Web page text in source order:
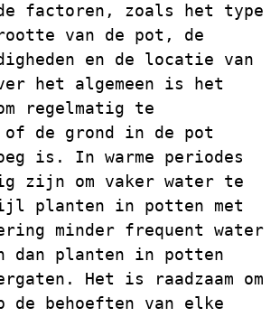
factoren, zoals het type
van de pot, de
en de locatie van
het algemeen is het
regelmatig te
of de grond in de pot
is. In warme periodes
zijn om vaker water te
planten in potten met
minder frequent water
dan planten in potten
Het is raadzaam om
behoeften van elke